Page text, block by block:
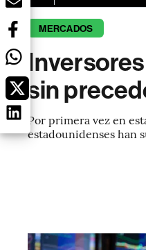
MERCADOS
sin
Por primera vez en
estadounidenses han